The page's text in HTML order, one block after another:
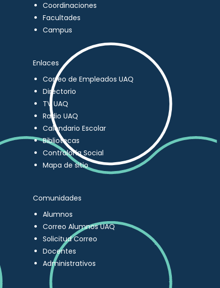
Coordinaciones
Facultades
Campus
Enlaces
Correo de Empleados UAQ
Directorio
TV UAQ
Radio UAQ
Calendario Escolar
Bibliotecas
Contraloría Social
Mapa de sitio
Comunidades
Alumnos
Correo Alumnos UAQ
Solicitud Correo
Docentes
Administrativos